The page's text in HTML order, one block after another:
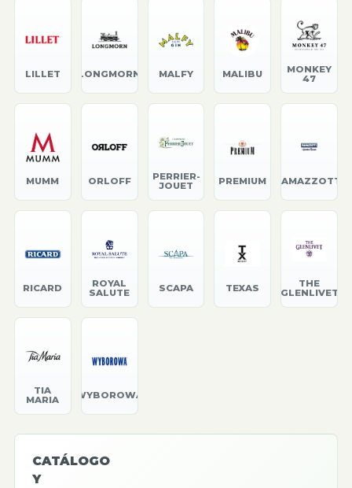
LILLET LONGMORN MALFY MALIBU
MONKEY
47
MUMM ORLOFF
PERRIER-
JOUET
PREMIUM RAMAZZOTTI
RICARD
ROYAL
SALUTE
SCAPA TEXAS
THE
GLENLIVET
TIA
MARIA
WYBOROWA
CATÁLOGO
Y